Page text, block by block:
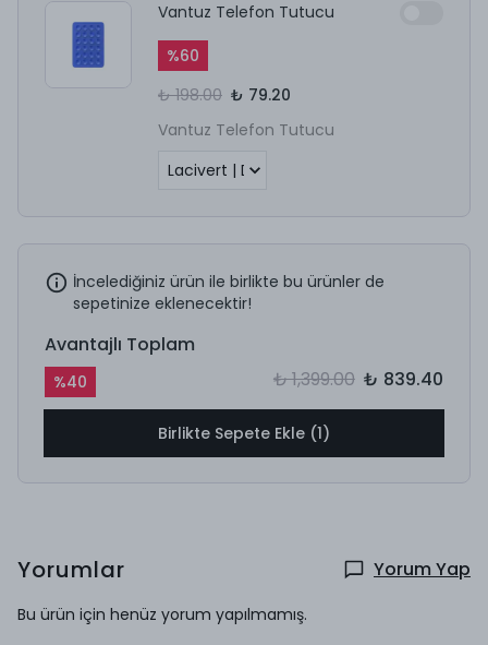
Vantuz Telefon Tutucu
%60
₺ 198.00 ₺ 79.20
Vantuz Telefon Tutucu
İncelediğiniz ürün ile birlikte bu ürünler de
sepetinize eklenecektir!
Avantajlı Toplam
%40 ₺ 1,399.00 ₺ 839.40
Birlikte Sepete Ekle (1)
Yorumlar Yorum Yap
Bu ürün için henüz yorum yapılmamış.